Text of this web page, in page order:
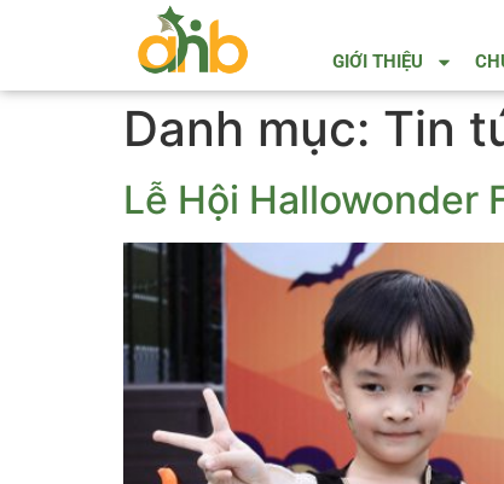
GIỚI THIỆU
Danh mục: Tin
Lễ Hội Hallowonder